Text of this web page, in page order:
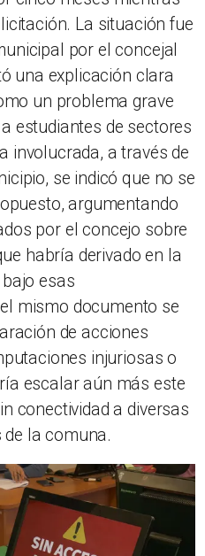
La situación fue
por el concejal
una explicación clara
un problema grave
estudiantes de sectores
involucrada, a través de
se indicó que no se
argumentando
por el concejo sobre
habría derivado en la
esas
mismo documento se
de acciones
injuriosas o
escalar aún más este
conectividad a diversas
la comuna.